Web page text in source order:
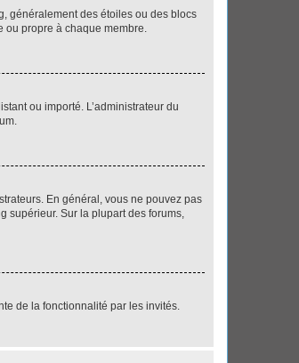
généralement des étoiles ou des blocs
ou propre à chaque membre.
ou importé. L’administrateur du
En général, vous ne pouvez pas
supérieur. Sur la plupart des forums,
de la fonctionnalité par les invités.